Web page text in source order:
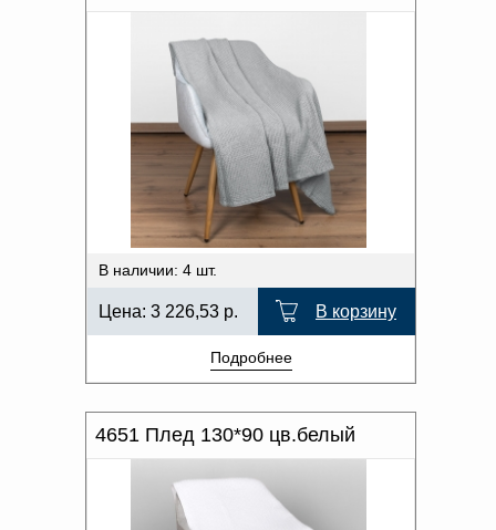
В наличии: 4 шт.
Цена: 3 226,53 р. В корзину
Подробнее
4651 Плед 130*90 цв.белый